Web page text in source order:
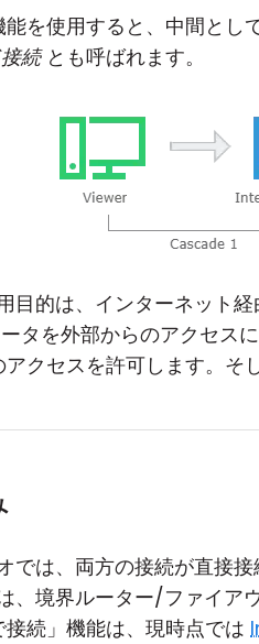
能を使用すると、中間と
続とも呼ばれます。
目的は、インターネット
タを外部からのアクセス
クセスを許可します。そ
では、両方の接続が直接
、境界ルーター/ファイア
続」機能は、現時点では